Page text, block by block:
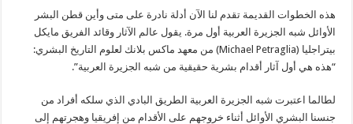
هذه الخطوات القديمة تقدم لنا الآن أدلة نادرة على متى وأين قطن البشر
الأوائل شبه الجزيرة العربية أول مرة. يقول عالم الآثار وقائد الفريق مايكل
بيتراجليا (Michael Petraglia) من معهد ماكس بلانك لعلوم التاريخ البشري:
“هذه هي أول آثار أقدام بشرية حقيقية من شبه الجزيرة العربية”.
لطالما اعتبرت شبه الجزيرة العربية الطريق البادي الذي سلكه أفراد من
جنسنا البشري الأوائل أثناء خروجهم على الأقدام من إفريقيا وهجرتهم إلى